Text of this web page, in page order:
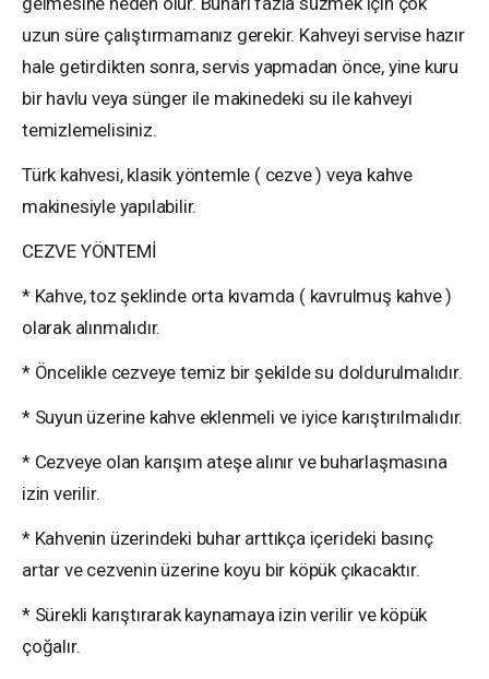
uzun süre çalıştırmamanız gerekir. Kahveyi servise hazır
hale getirdikten sonra, servis yapmadan önce, yine kuru
bir havlu veya sünger ile makinedeki su ile kahveyi
temizlemelisiniz.
Türk kahvesi, klasik yöntemle ( cezve ) veya kahve
makinesiyle yapılabilir.
CEZVE YÖNTEMİ
* Kahve, toz şeklinde orta kıvamda ( kavrulmuş kahve )
olarak alınmalıdır.
* Öncelikle cezveye temiz bir şekilde su doldurulmalıdır.
* Suyun üzerine kahve eklenmeli ve iyice karıştırılmalıdır.
* Cezveye olan karışım ateşe alınır ve buharlaşmasına
izin verilir.
* Kahvenin üzerindeki buhar arttıkça içerideki basınç
artar ve cezvenin üzerine koyu bir köpük çıkacaktır.
* Sürekli karıştırarak kaynamaya izin verilir ve köpük
çoğalır.